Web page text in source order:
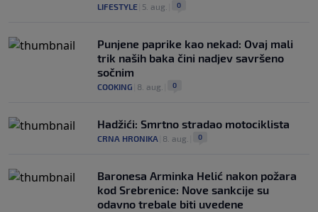
LIFESTYLE 5. aug. 0
Punjene paprike kao nekad: Ovaj mali
trik naših baka čini nadjev savršeno
sočnim
COOKING 8. aug. 0
Hadžići: Smrtno stradao motociklista
CRNA HRONIKA 8. aug. 0
Baronesa Arminka Helić nakon požara
kod Srebrenice: Nove sankcije su
odavno trebale biti uvedene